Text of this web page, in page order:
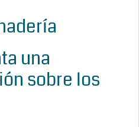
una
sobre los